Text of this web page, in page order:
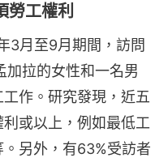
勞工權利
3月至9月期間，訪問
加拉的女性和一名男
作。研究發現，近五
或以上，例如最低工
另外，有63%受訪者